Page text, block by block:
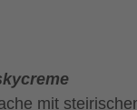
mit